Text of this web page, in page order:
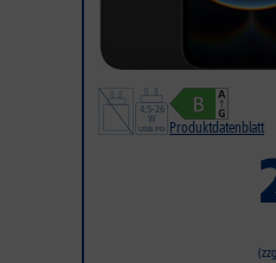
Produktdatenblatt